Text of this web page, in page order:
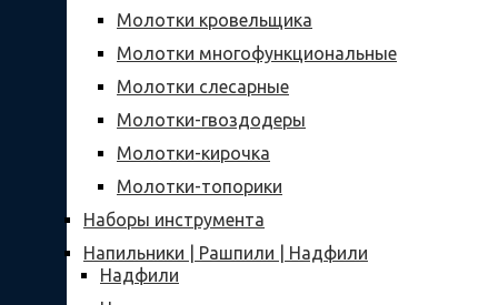
Молотки кровельщика
Молотки многофункциональные
Молотки слесарные
Молотки-гвоздодеры
Молотки-кирочка
Молотки-топорики
Наборы инструмента
Напильники | Рашпили | Надфили
Надфили